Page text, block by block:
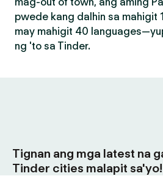
pwede kang dalhin sa mahigit
may mahigit 40
ng 'to sa Tinder.
Tignan ang mga latest na
Tinder cities malapit sa'yo!